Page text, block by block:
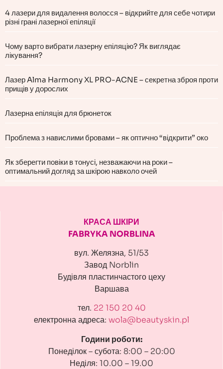
4 лазери для видалення волосся – відкрийте для себе чотири
різні грані лазерної епіляції
Чому варто вибрати лазерну епіляцію? Як виглядає
лікування?
Лазер Alma Harmony XL PRO-ACNE – секретна зброя проти
прищів у дорослих
Лазерна епіляція для брюнеток
Проблема з навислими бровами – як оптично “відкрити” око
Як зберегти повіки в тонусі, незважаючи на роки –
оптимальний догляд за шкірою навколо очей
КРАСА ШКІРИ
FABRYKA NORBLINA
вул. Желязна, 51/53
Завод Norblin
Будівля пластинчастого цеху
Варшава
тел. 22 150 20 40
електронна адреса: wola@beautyskin.pl
Години роботи:
Понеділок – субота: 8:00 – 20:00
Неділя: 10.00 – 19.00